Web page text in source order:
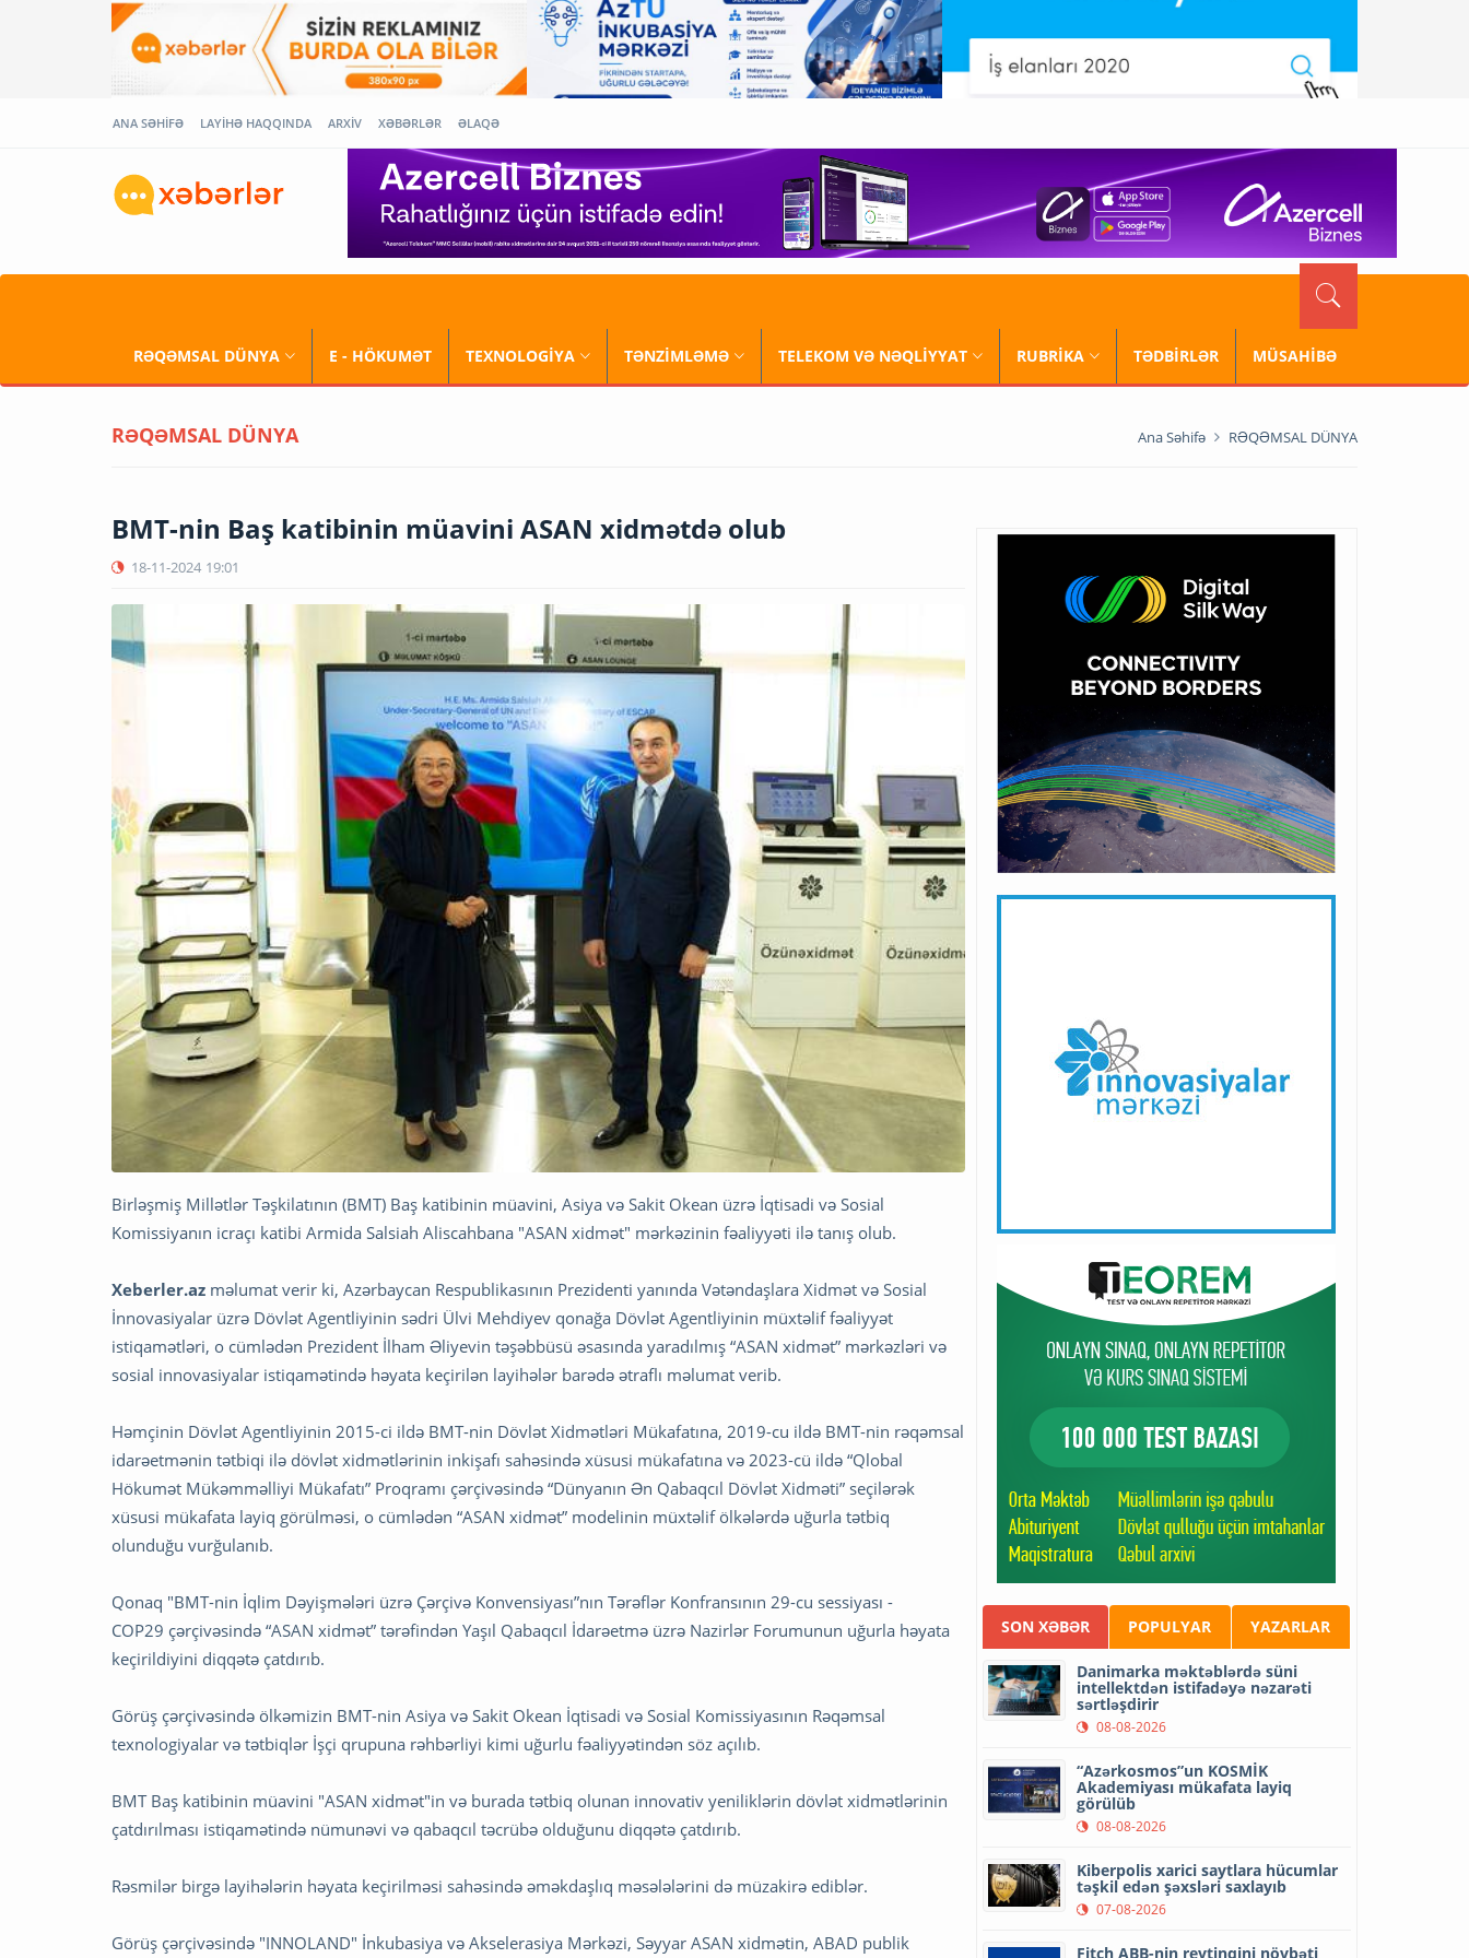
ANA SƏHİFƏ LAYİHƏ HAQQINDA ARXİV XƏBƏRLƏR ƏLAQƏ
RƏQƏMSAL DÜNYA E - HÖKUMƏT TEXNOLOGİYA TƏNZİMLƏMƏ TELEKOM VƏ NƏQLİYYAT RUBRİKA TƏDBİRLƏR MÜSAHİBƏ
RƏQƏMSAL DÜNYA Ana Səhifə RƏQƏMSAL DÜNYA
BMT-nin Baş katibinin müavini ASAN xidmətdə olub
18-11-2024 19:01
Birləşmiş Millətlər Təşkilatının (BMT) Baş katibinin müavini, Asiya və Sakit Okean üzrə İqtisadi və Sosial
Komissiyanın icraçı katibi Armida Salsiah Aliscahbana "ASAN xidmət" mərkəzinin fəaliyyəti ilə tanış olub.
Xeberler.az məlumat verir ki, Azərbaycan Respublikasının Prezidenti yanında Vətəndaşlara Xidmət və Sosial
İnnovasiyalar üzrə Dövlət Agentliyinin sədri Ülvi Mehdiyev qonağa Dövlət Agentliyinin müxtəlif fəaliyyət
istiqamətləri, o cümlədən Prezident İlham Əliyevin təşəbbüsü əsasında yaradılmış “ASAN xidmət” mərkəzləri və
sosial innovasiyalar istiqamətində həyata keçirilən layihələr barədə ətraflı məlumat verib.
Həmçinin Dövlət Agentliyinin 2015-ci ildə BMT-nin Dövlət Xidmətləri Mükafatına, 2019-cu ildə BMT-nin rəqəmsal
idarəetmənin tətbiqi ilə dövlət xidmətlərinin inkişafı sahəsində xüsusi mükafatına və 2023-cü ildə “Qlobal
Hökumət Mükəmməlliyi Mükafatı” Proqramı çərçivəsində “Dünyanın Ən Qabaqcıl Dövlət Xidməti” seçilərək
xüsusi mükafata layiq görülməsi, o cümlədən “ASAN xidmət” modelinin müxtəlif ölkələrdə uğurla tətbiq
olunduğu vurğulanıb.
Qonaq "BMT-nin İqlim Dəyişmələri üzrə Çərçivə Konvensiyası”nın Tərəflər Konfransının 29-cu sessiyası -
COP29 çərçivəsində “ASAN xidmət” tərəfindən Yaşıl Qabaqcıl İdarəetmə üzrə Nazirlər Forumunun uğurla həyata
keçirildiyini diqqətə çatdırıb.
Görüş çərçivəsində ölkəmizin BMT-nin Asiya və Sakit Okean İqtisadi və Sosial Komissiyasının Rəqəmsal
texnologiyalar və tətbiqlər İşçi qrupuna rəhbərliyi kimi uğurlu fəaliyyətindən söz açılıb.
BMT Baş katibinin müavini "ASAN xidmət"in və burada tətbiq olunan innovativ yeniliklərin dövlət xidmətlərinin
çatdırılması istiqamətində nümunəvi və qabaqcıl təcrübə olduğunu diqqətə çatdırıb.
Rəsmilər birgə layihələrin həyata keçirilməsi sahəsində əməkdaşlıq məsələlərini də müzakirə ediblər.
Görüş çərçivəsində "INNOLAND" İnkubasiya və Akselerasiya Mərkəzi, Səyyar ASAN xidmətin, ABAD publik
SON XƏBƏR POPULYAR YAZARLAR
Danimarka məktəblərdə süni
intellektdən istifadəyə nəzarəti
sərtləşdirir
08-08-2026
“Azərkosmos”un KOSMİK
Akademiyası mükafata layiq
görülüb
08-08-2026
Kiberpolis xarici saytlara hücumlar
təşkil edən şəxsləri saxlayıb
07-08-2026
Fitch ABB-nin reytinqini növbəti